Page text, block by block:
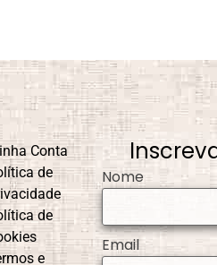
Conta
de
de
e
Nome
Email